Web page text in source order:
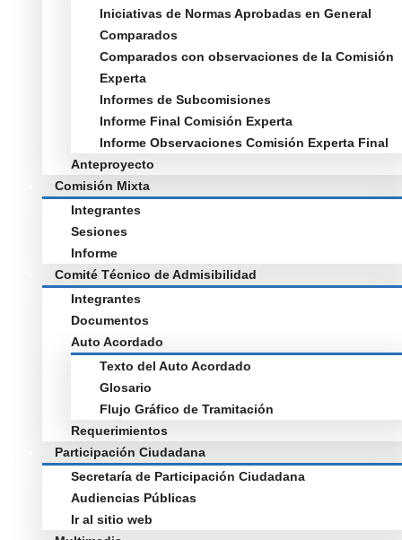
Iniciativas de Normas Aprobadas en General
Comparados
Comparados con observaciones de la Comisión
Experta
Informes de Subcomisiones
Informe Final Comisión Experta
Informe Observaciones Comisión Experta Final
Anteproyecto
Comisión Mixta
Integrantes
Sesiones
Informe
Comité Técnico de Admisibilidad
Integrantes
Documentos
Auto Acordado
Texto del Auto Acordado
Glosario
Flujo Gráfico de Tramitación
Requerimientos
Participación Ciudadana
Secretaría de Participación Ciudadana
Audiencias Públicas
Ir al sitio web